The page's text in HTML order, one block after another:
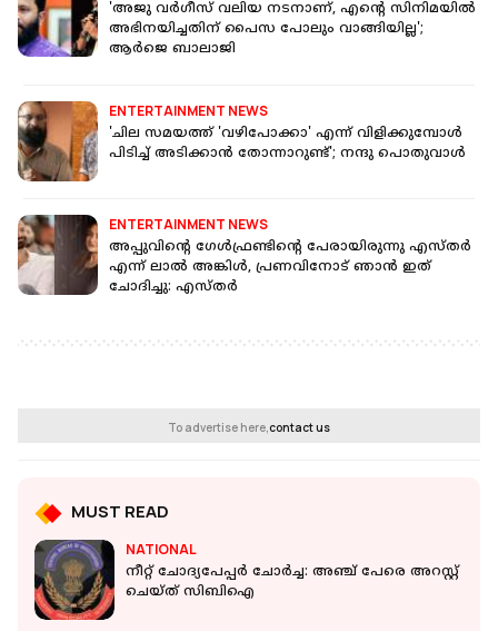
'അജു വര്‍ഗീസ് വലിയ നടനാണ്, എന്റെ സിനിമയില്‍
അഭിനയിച്ചതിന് പൈസ പോലും വാങ്ങിയില്ല';
ആര്‍ജെ ബാലാജി
ENTERTAINMENT NEWS
'ചില സമയത്ത് 'വഴിപോക്കാ' എന്ന് വിളിക്കുമ്പോള്‍
പിടിച്ച് അടിക്കാന്‍ തോന്നാറുണ്ട്'; നന്ദു പൊതുവാള്‍
ENTERTAINMENT NEWS
അപ്പുവിന്റെ ഗേൾഫ്രണ്ടിന്റെ പേരായിരുന്നു എസ്തർ
എന്ന് ലാൽ അങ്കിൾ, പ്രണവിനോട് ഞാൻ ഇത്
ചോദിച്ചു: എസ്തർ
To advertise here,contact us
MUST READ
NATIONAL
നീറ്റ് ചോദ്യപേപ്പര്‍ ചോര്‍ച്ച: അഞ്ച് പേരെ അറസ്റ്റ്
ചെയ്ത് സിബിഐ